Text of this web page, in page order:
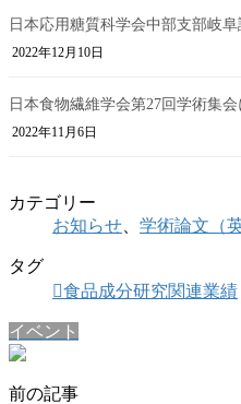
日本応用糖質科学会中部支部岐
2022年12月10日
日本食物繊維学会第27回学術集
2022年11月6日
カテゴリー
お知らせ
学術論文（英
タグ
食品成分研究関連業績
イベント
前の記事